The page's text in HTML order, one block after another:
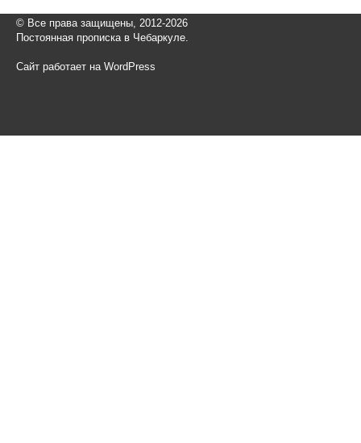
© Все права защищены, 2012-2026
Постоянная прописка в Чебаркуле.
Сайт работает на WordPress